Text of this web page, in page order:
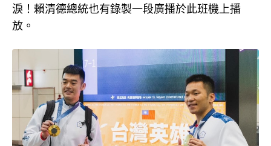
淚！賴清德總統也有錄製一段廣播於此班機上播
放。